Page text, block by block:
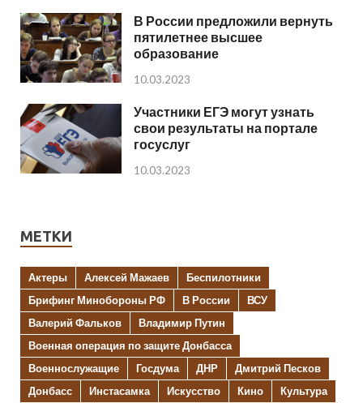
В России предложили вернуть
пятилетнее высшее
образование
10.03.2023
Участники ЕГЭ могут узнать
свои результаты на портале
госуслуг
10.03.2023
МЕТКИ
Актеры Алексей Мажаев
Беспилотники
Брифинг Минобороны РФ
В России
ВСУ
Валерий Фальков
Владимир Путин
Военная операция по защите Донбасса
Военнослужащие
Госдума ДНР
Дмитрий Песков
Донбасс
Инстасамка Искусство Кино
Культура